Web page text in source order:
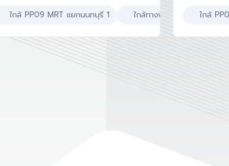
เลี้ยงสัตว์ได้ ใกล้โรงพยาบาล ผลรวมบ้านเลขที่ 4
แยกนนทบุรี1"
ใกล้ PP09 MRT แยกนนทบุรี 1 ใกล้ทางพิเศษศรีรัช เ
และรถไ
ใกล้